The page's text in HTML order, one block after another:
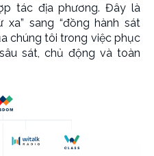
tác địa phương. Đây là
sang “đồng hành sát
chúng tôi trong việc phục
sát, chủ động và toàn